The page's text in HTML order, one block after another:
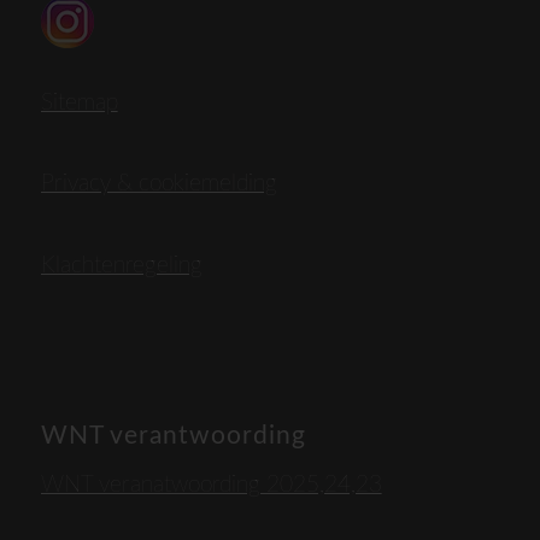
Privacy & cookiemelding
Klachtenregeling
WNT verantwoording
WNT veranatwoording 2025,24,23